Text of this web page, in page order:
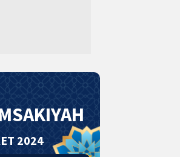
2024